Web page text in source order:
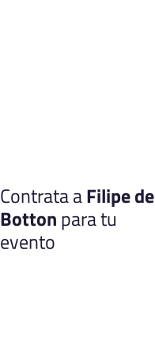
Contrata aFilipe de
Bottonpara tu
evento